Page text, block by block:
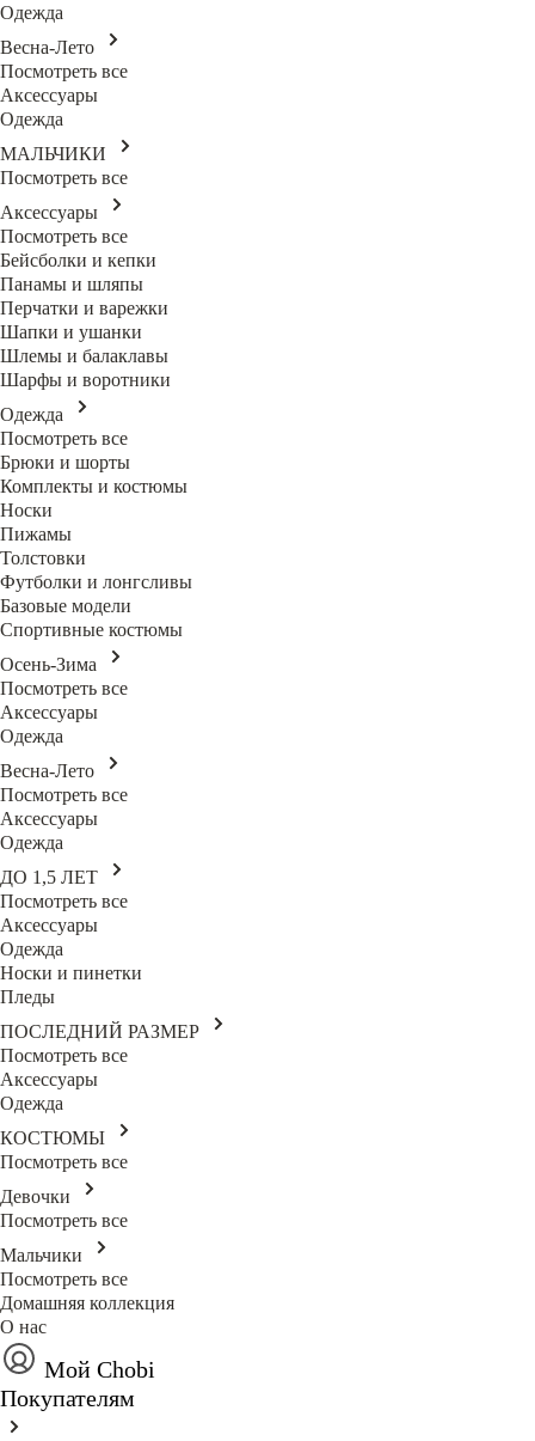
Одежда
Весна-Лето
Посмотреть все
Аксессуары
Одежда
МАЛЬЧИКИ
Посмотреть все
Аксессуары
Посмотреть все
Бейсболки и кепки
Панамы и шляпы
Перчатки и варежки
Шапки и ушанки
Шлемы и балаклавы
Шарфы и воротники
Одежда
Посмотреть все
Брюки и шорты
Комплекты и костюмы
Носки
Пижамы
Толстовки
Футболки и лонгсливы
Базовые модели
Спортивные костюмы
Осень-Зима
Посмотреть все
Аксессуары
Одежда
Весна-Лето
Посмотреть все
Аксессуары
Одежда
ДО 1,5 ЛЕТ
Посмотреть все
Аксессуары
Одежда
Носки и пинетки
Пледы
ПОСЛЕДНИЙ РАЗМЕР
Посмотреть все
Аксессуары
Одежда
КОСТЮМЫ
Посмотреть все
Девочки
Посмотреть все
Мальчики
Посмотреть все
Домашняя коллекция
О нас
Мой Chobi
Покупателям